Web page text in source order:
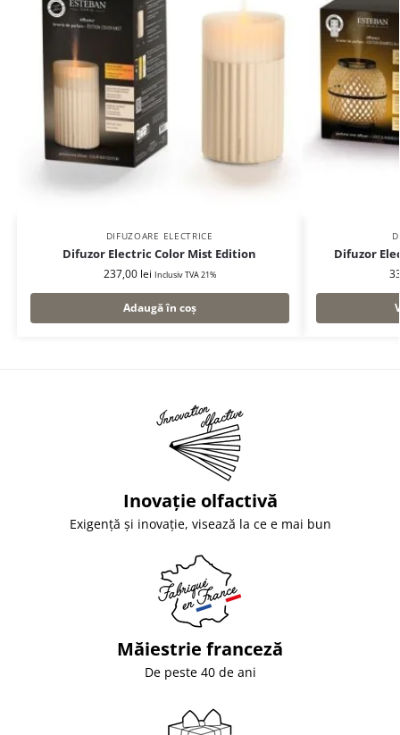
DIFUZOARE ELECTRICE
Difuzor Electric Color Mist Edition
237,00 lei Inclusiv TVA 21%
Adaugă în coș
Difuzor
Inovație olfactivă
Exigență și inovație, visează la ce e mai bun
Măiestrie franceză
De peste 40 de ani